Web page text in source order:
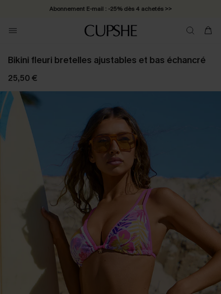
Abonnement E-mail : -25% dès 4 achetés >>
Bikini fleuri bretelles ajustables et bas échancré
25,50 €